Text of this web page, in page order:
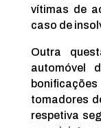
vítimas de
caso de
Outra
automóvel
tomadores
respetiva